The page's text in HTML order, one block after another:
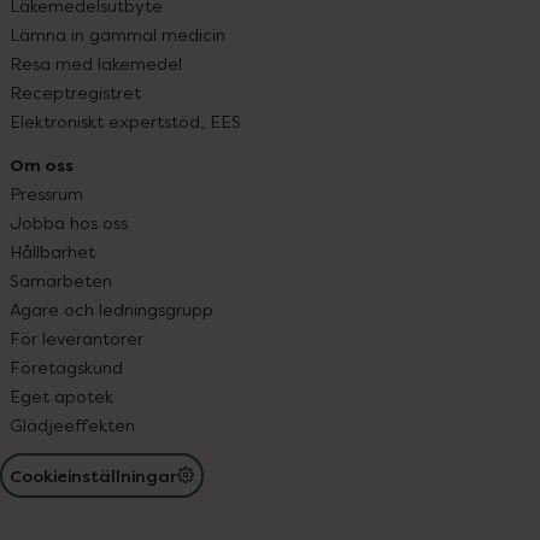
Läkemedelsutbyte
Lämna in gammal medicin
Resa med läkemedel
Receptregistret
Elektroniskt expertstöd, EES
Om oss
Pressrum
Jobba hos oss
Hållbarhet
Samarbeten
Ägare och ledningsgrupp
För leverantörer
Företagskund
Eget apotek
Glädjeeffekten
Cookieinställningar